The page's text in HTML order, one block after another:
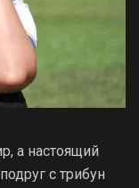
а настоящий
с трибун